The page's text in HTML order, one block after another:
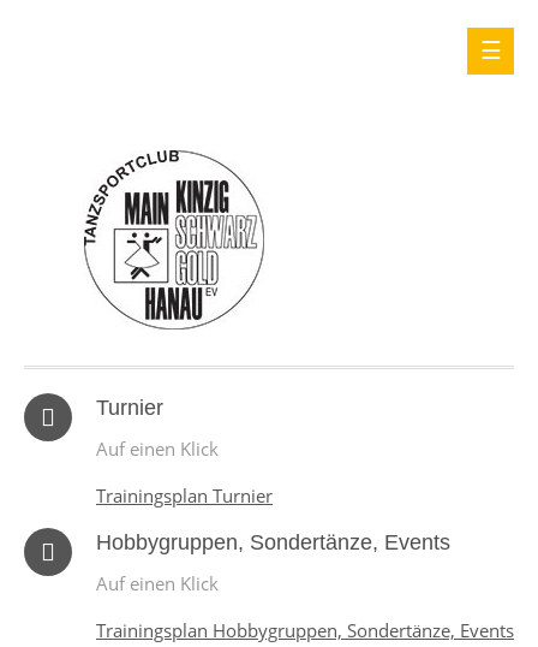
Turnier
Auf einen Klick
Trainingsplan Turnier
Hobbygruppen, Sondertänze, Events
Auf einen Klick
Trainingsplan Hobbygruppen, Sondertänze, Events